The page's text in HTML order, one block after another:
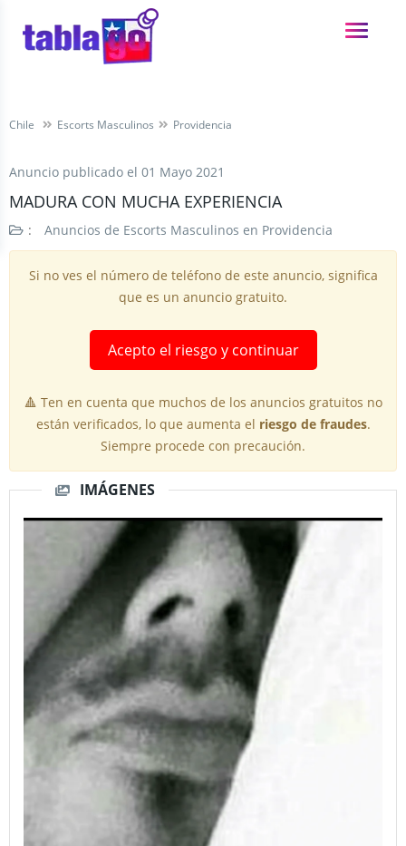
Chile Escorts Masculinos Providencia
Anuncio publicado el 01 Mayo 2021
MADURA CON MUCHA EXPERIENCIA
: Anuncios de Escorts Masculinos en Providencia
Si no ves el número de teléfono de este anuncio, significa
que es un anuncio gratuito.
Acepto el riesgo y continuar
🔺 Ten en cuenta que muchos de los anuncios gratuitos no
están verificados, lo que aumenta el riesgo de fraudes.
Siempre procede con precaución.
IMÁGENES